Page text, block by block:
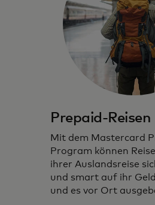
Prepaid-Reisen
Mit dem Mastercard
Program können
ihrer Auslandsreise
und smart auf ihr
und es vor Ort